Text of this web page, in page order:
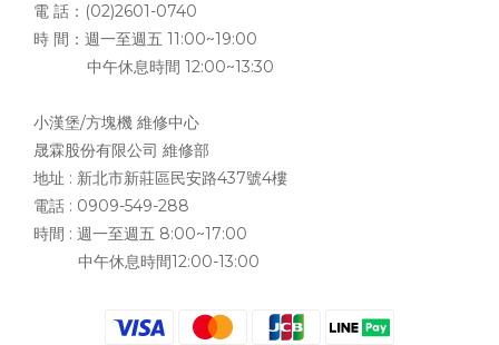
電 話：(02)2601-0740
時 間：週一至週五 11:00~19:00
中午休息時間 12:00~13:30
小漢堡/方塊機 維修中心
晟霖股份有限公司 維修部
地址 : 新北市新莊區民安路437號4樓
電話 : 0909-549-288
時間 : 週一至週五 8:00~17:00
中午休息時間12:00-13:00